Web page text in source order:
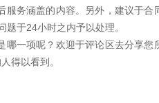
服务涵盖的内容。另外，建议于合
于24小时之内予以处理。
哪一项呢？欢迎于评论区去分享您
得以看到。